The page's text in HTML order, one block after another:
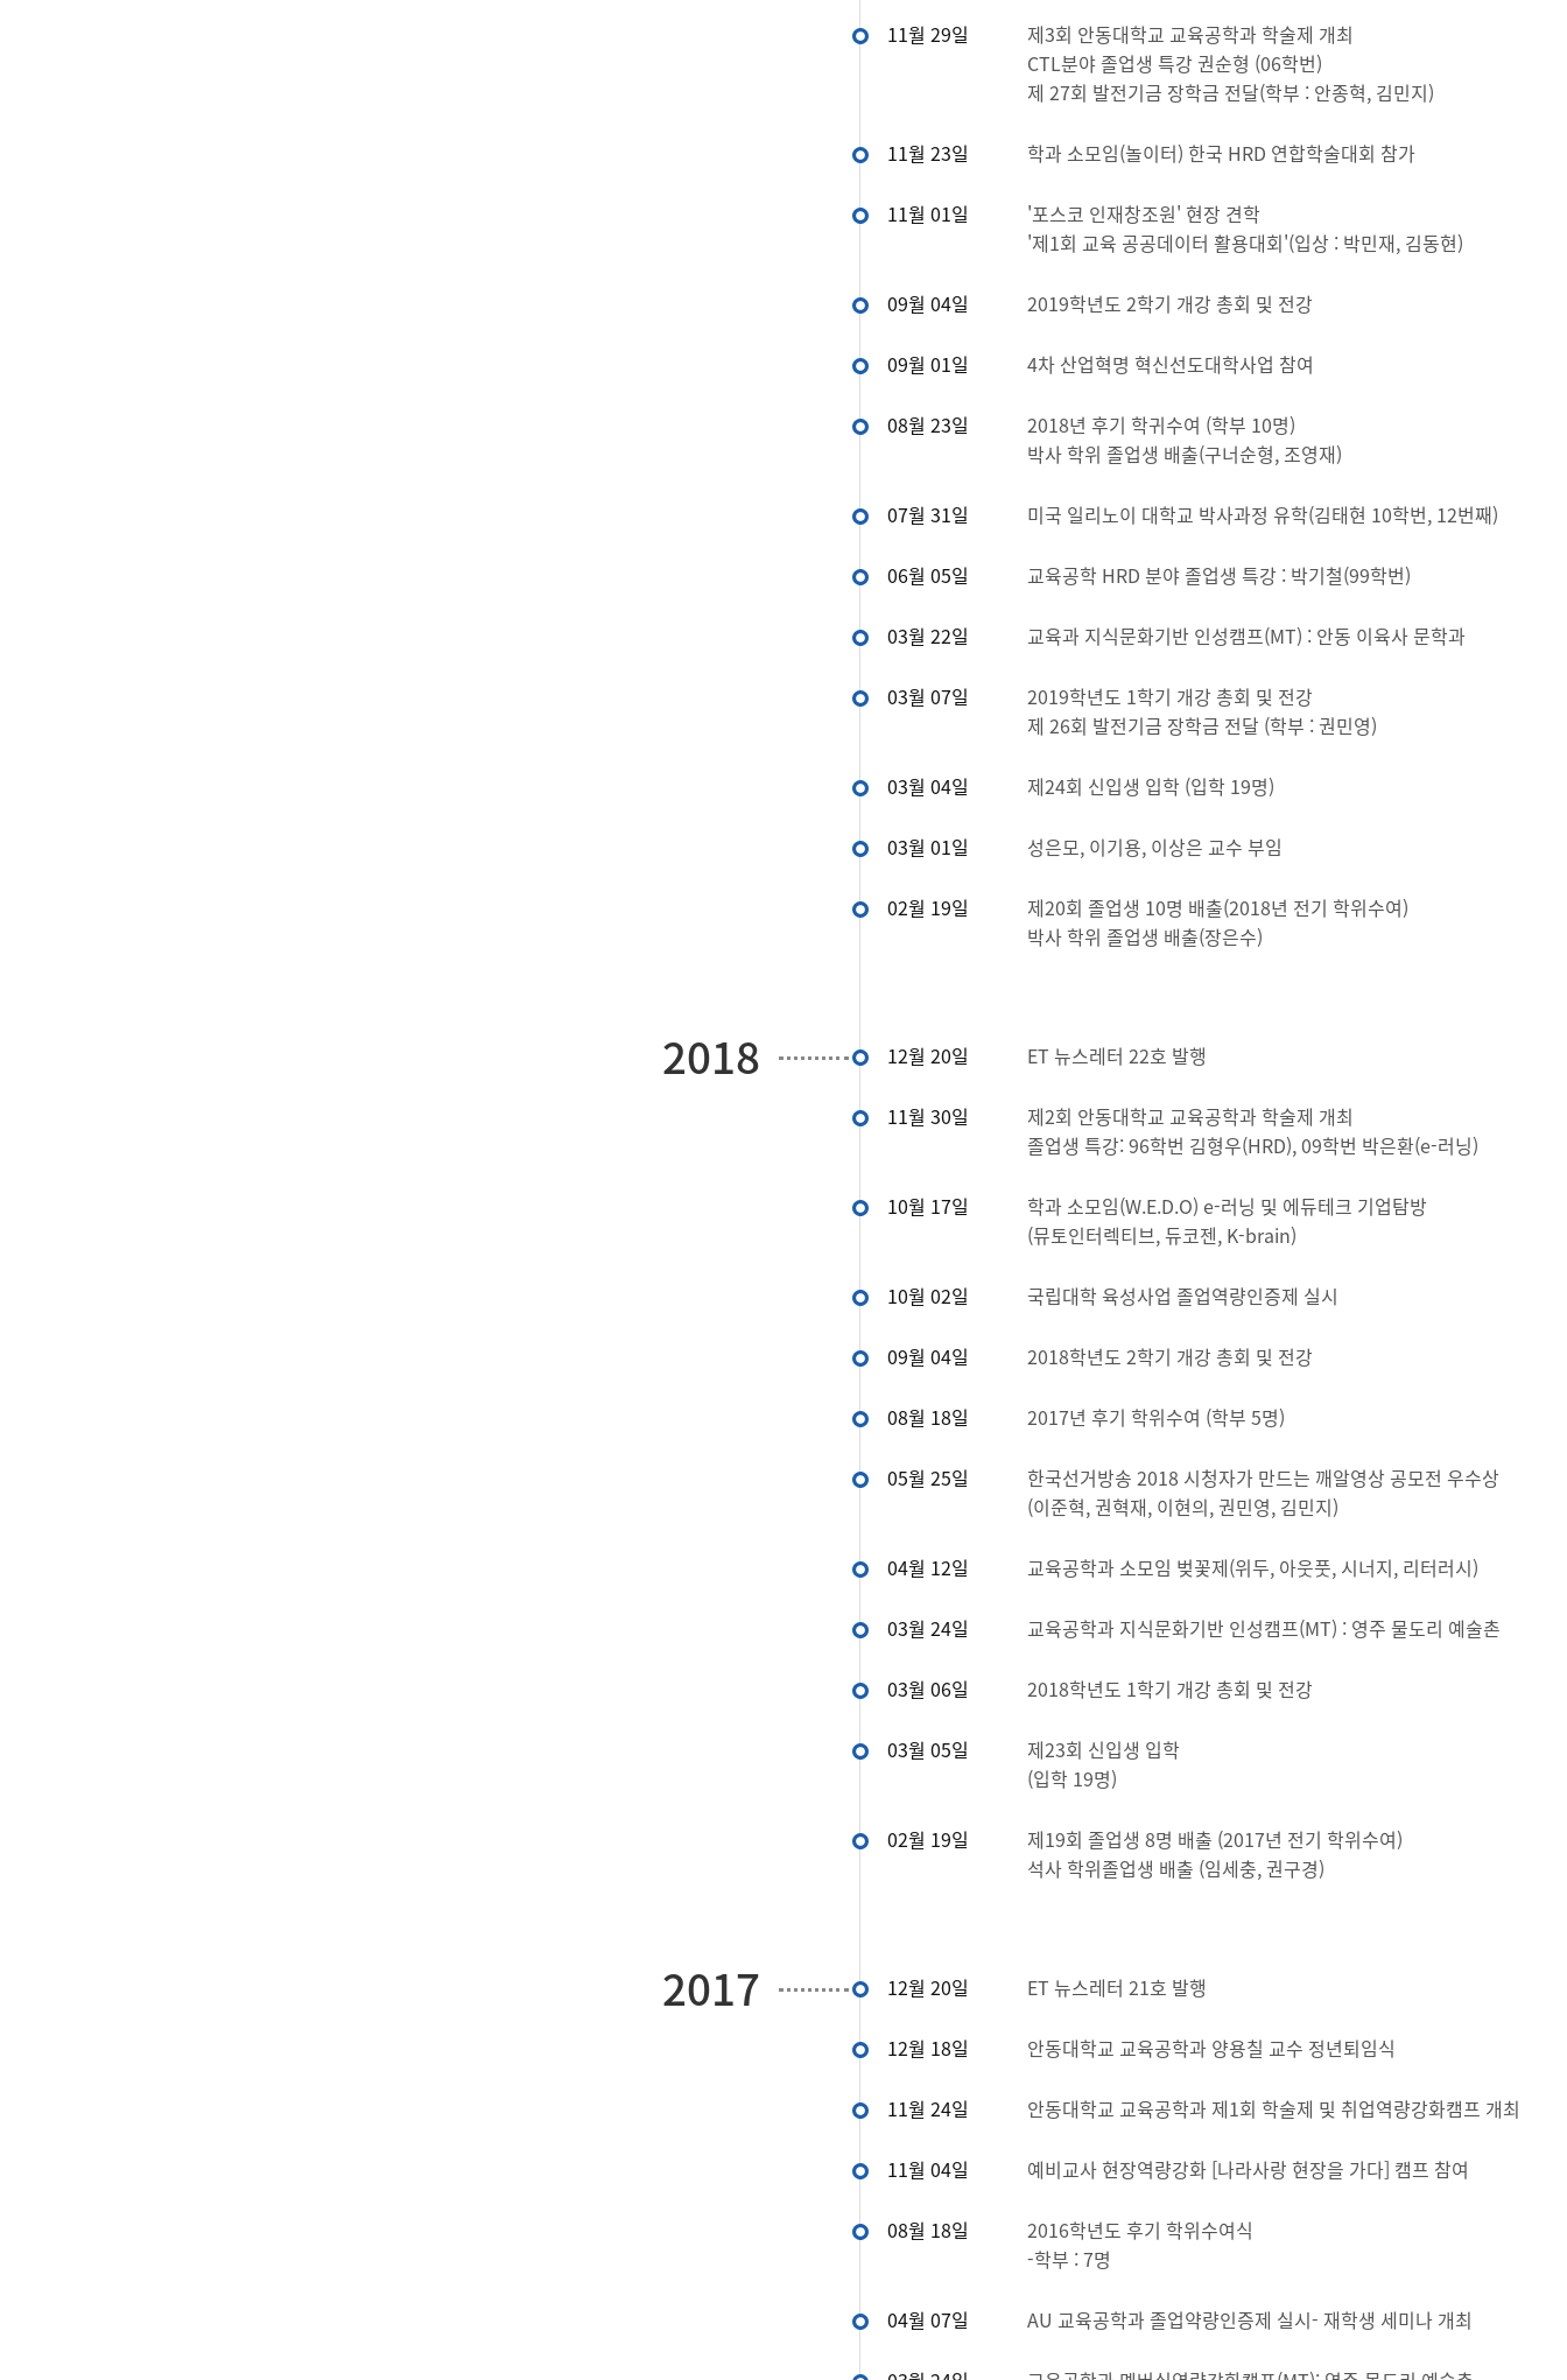
11월 29일
제3회 안동대학교 교육공학과 학술제 개최
CTL분야 졸업생 특강 권순형 (06학번)
제 27회 발전기금 장학금 전달(학부 : 안종혁, 김민지)
11월 23일 학과 소모임(놀이터) 한국 HRD 연합학술대회 참가
11월 01일
'포스코 인재창조원' 현장 견학
'제1회 교육 공공데이터 활용대회'(입상 : 박민재, 김동현)
09월 04일 2019학년도 2학기 개강 총회 및 전강
09월 01일 4차 산업혁명 혁신선도대학사업 참여
08월 23일
2018년 후기 학귀수여 (학부 10명)
박사 학위 졸업생 배출(구너순형, 조영재)
07월 31일 미국 일리노이 대학교 박사과정 유학(김태현 10학번, 12번째)
06월 05일 교육공학 HRD 분야 졸업생 특강 : 박기철(99학번)
03월 22일 교육과 지식문화기반 인성캠프(MT) : 안동 이육사 문학과
03월 07일
2019학년도 1학기 개강 총회 및 전강
제 26회 발전기금 장학금 전달 (학부 : 권민영)
03월 04일 제24회 신입생 입학 (입학 19명)
03월 01일 성은모, 이기용, 이상은 교수 부임
02월 19일
제20회 졸업생 10명 배출(2018년 전기 학위수여)
박사 학위 졸업생 배출(장은수)
2018 12월 20일 ET 뉴스레터 22호 발행
11월 30일
제2회 안동대학교 교육공학과 학술제 개최
졸업생 특강: 96학번 김형우(HRD), 09학번 박은환(e-러닝)
10월 17일
학과 소모임(W.E.D.O) e-러닝 및 에듀테크 기업탐방
(뮤토인터렉티브, 듀코젠, K-brain)
10월 02일 국립대학 육성사업 졸업역량인증제 실시
09월 04일 2018학년도 2학기 개강 총회 및 전강
08월 18일 2017년 후기 학위수여 (학부 5명)
05월 25일
한국선거방송 2018 시청자가 만드는 깨알영상 공모전 우수상
(이준혁, 권혁재, 이현의, 권민영, 김민지)
04월 12일 교육공학과 소모임 벚꽃제(위두, 아웃풋, 시너지, 리터러시)
03월 24일 교육공학과 지식문화기반 인성캠프(MT) : 영주 물도리 예술촌
03월 06일 2018학년도 1학기 개강 총회 및 전강
03월 05일
제23회 신입생 입학
(입학 19명)
02월 19일
제19회 졸업생 8명 배출 (2017년 전기 학위수여)
석사 학위졸업생 배출 (임세충, 권구경)
2017 12월 20일 ET 뉴스레터 21호 발행
12월 18일 안동대학교 교육공학과 양용칠 교수 정년퇴임식
11월 24일 안동대학교 교육공학과 제1회 학술제 및 취업역량강화캠프 개최
11월 04일 예비교사 현장역량강화 [나라사랑 현장을 가다] 캠프 참여
08월 18일
2016학년도 후기 학위수여식
-학부 : 7명
04월 07일 AU 교육공학과 졸업약량인증제 실시- 재학생 세미나 개최